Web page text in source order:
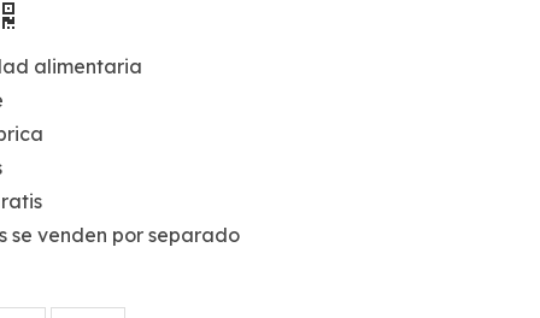
alimentaria
se venden por separado